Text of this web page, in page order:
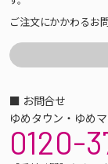
ご注文にかかわるお
■ お問合せ
ゆめタウン・ゆめ
0120-